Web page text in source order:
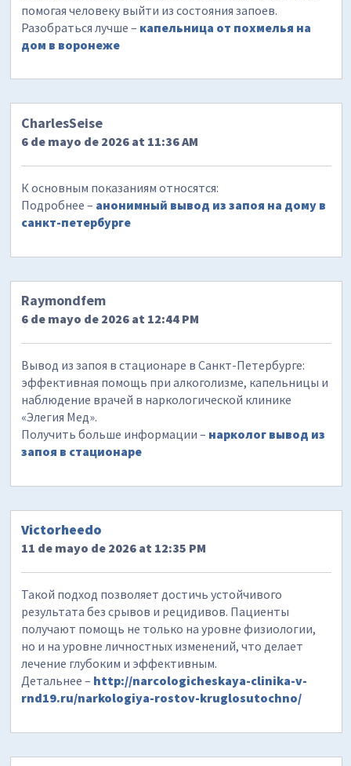
помогая человеку выйти из состояния запоев.
Разобраться лучше – капельница от похмелья на
дом в воронеже
CharlesSeise
6 de mayo de 2026 at 11:36 AM
К основным показаниям относятся:
Подробнее – анонимный вывод из запоя на дому в
санкт-петербурге
Raymondfem
6 de mayo de 2026 at 12:44 PM
Вывод из запоя в стационаре в Санкт-Петербурге:
эффективная помощь при алкоголизме, капельницы и
наблюдение врачей в наркологической клинике
«Элегия Мед».
Получить больше информации – нарколог вывод из
запоя в стационаре
Victorheedo
11 de mayo de 2026 at 12:35 PM
Такой подход позволяет достичь устойчивого
результата без срывов и рецидивов. Пациенты
получают помощь не только на уровне физиологии,
но и на уровне личностных изменений, что делает
лечение глубоким и эффективным.
Детальнее – http://narcologicheskaya-clinika-v-
rnd19.ru/narkologiya-rostov-kruglosutochno/